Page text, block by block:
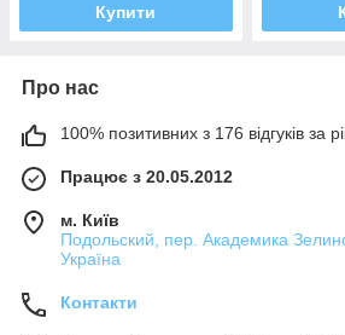
Купити
Про нас
100% позитивних з 176 відгуків за
Працює з 20.05.2012
м. Київ
Подольский, пер. Академика
Україна
Контакти